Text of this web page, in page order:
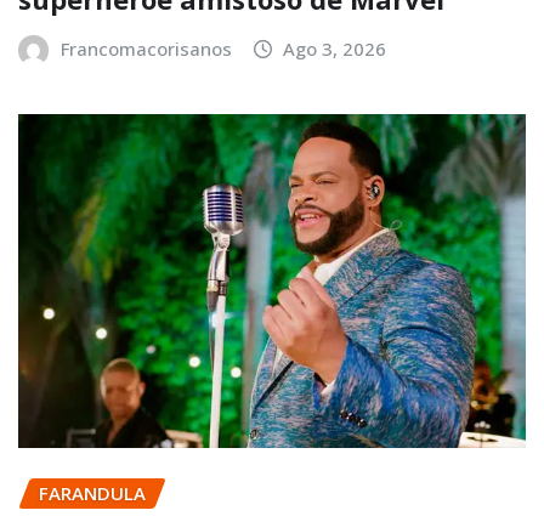
Francomacorisanos Ago 3, 2026
FARANDULA